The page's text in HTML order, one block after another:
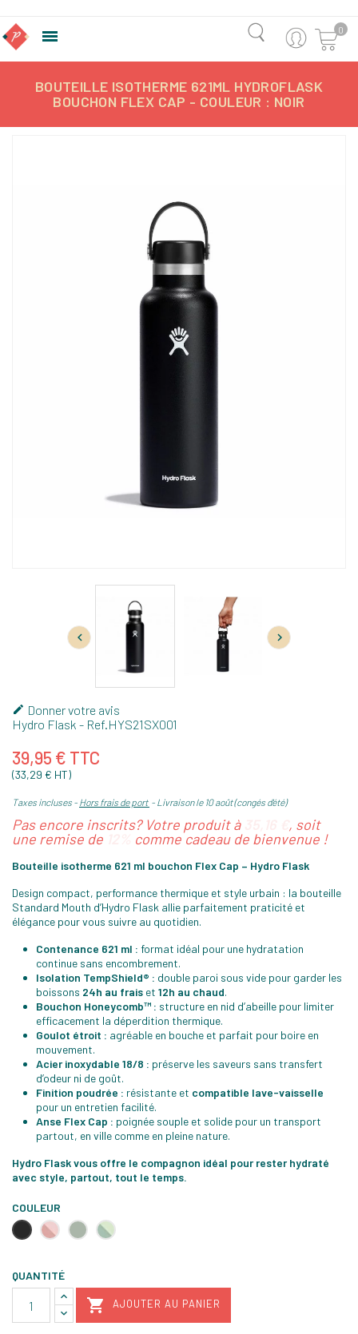
 0
BOUTEILLE ISOTHERME 621ML HYDROFLASK
BOUCHON FLEX CAP - COULEUR : NOIR
 
 Donner votre avis
Hydro Flask - Ref.HYS21SX001
39,95 € TTC
(33,29 € HT)
Taxes incluses Hors frais de port Livraison le 10 août (congés d'été)
Pas encore inscrits? Votre produit à
, soit
une remise de
comme cadeau de bienvenue !
Bouteille isotherme 621 ml bouchon Flex Cap – Hydro Flask
Design compact, performance thermique et style urbain : la bouteille
Standard Mouth d’Hydro Flask allie parfaitement praticité et
élégance pour vous suivre au quotidien.
Contenance 621 ml : format idéal pour une hydratation
continue sans encombrement.
Isolation TempShield® : double paroi sous vide pour garder les
boissons 24h au frais et 12h au chaud.
Bouchon Honeycomb™ : structure en nid d’abeille pour limiter
efficacement la déperdition thermique.
Goulot étroit : agréable en bouche et parfait pour boire en
mouvement.
Acier inoxydable 18/8 : préserve les saveurs sans transfert
d’odeur ni de goût.
Finition poudrée : résistante et compatible lave-vaisselle
pour un entretien facilité.
Anse Flex Cap : poignée souple et solide pour un transport
partout, en ville comme en pleine nature.
Hydro Flask vous offre le compagnon idéal pour rester hydraté
avec style, partout, tout le temps.
COULEUR
Noir Rose
thrillium
Vert
Agave
Vert
QUANTITÉ
 AJOUTER AU PANIER